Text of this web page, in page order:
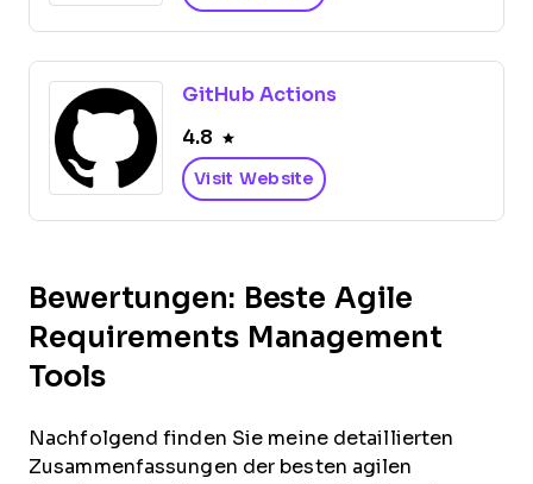
GitHub Actions
4.8
Visit Website
Bewertungen: Beste Agile
Requirements Management
Tools
Nachfolgend finden Sie meine detaillierten
Zusammenfassungen der besten agilen